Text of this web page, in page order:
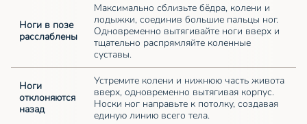
Ноги в позе
расслаблены
Максимально сблизьте бёдра, колени и
лодыжки, соединив большие пальцы ног.
Одновременно вытягивайте ноги вверх и
тщательно распрямляйте коленные
суставы.
Ноги
отклоняются
назад
Устремите колени и нижнюю часть живота
вверх, одновременно вытягивая корпус.
Носки ног направьте к потолку, создавая
единую линию всего тела.